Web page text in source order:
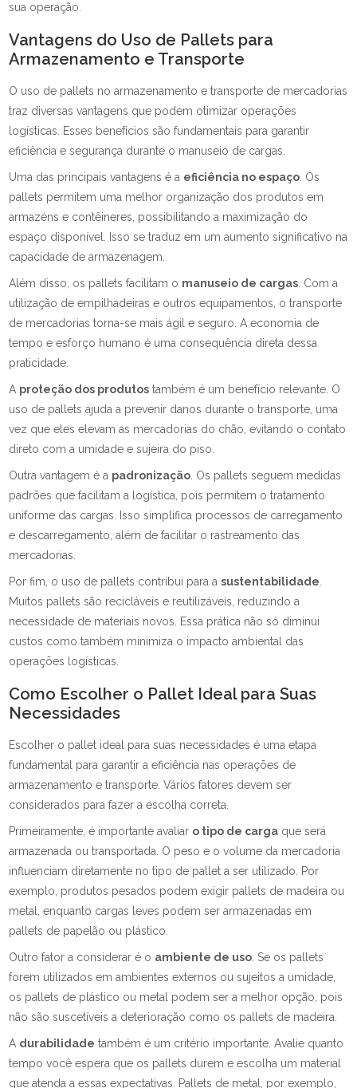
sua operação.
Vantagens do Uso de Pallets para
Armazenamento e Transporte
O uso de pallets no armazenamento e transporte de mercadorias
traz diversas vantagens que podem otimizar operações
logísticas. Esses benefícios são fundamentais para garantir
eficiência e segurança durante o manuseio de cargas.
Uma das principais vantagens é a eficiência no espaço . Os
pallets permitem uma melhor organização dos produtos em
armazéns e contêineres, possibilitando a maximização do
espaço disponível. Isso se traduz em um aumento significativo na
capacidade de armazenagem.
Além disso, os pallets facilitam o manuseio de cargas . Com a
utilização de empilhadeiras e outros equipamentos, o transporte
de mercadorias torna-se mais ágil e seguro. A economia de
tempo e esforço humano é uma consequência direta dessa
praticidade.
A proteção dos produtos também é um benefício relevante. O
uso de pallets ajuda a prevenir danos durante o transporte, uma
vez que eles elevam as mercadorias do chão, evitando o contato
direto com a umidade e sujeira do piso.
Outra vantagem é a padronização . Os pallets seguem medidas
padrões que facilitam a logística, pois permitem o tratamento
uniforme das cargas. Isso simplifica processos de carregamento
e descarregamento, além de facilitar o rastreamento das
mercadorias.
Por fim, o uso de pallets contribui para asustentabilidade
Muitos pallets são recicláveis e reutilizáveis, reduzindo a
necessidade de materiais novos. Essa prática não só diminui
custos como também minimiza o impacto ambiental das
operações logísticas.
Como Escolher o Pallet Ideal para Suas
Necessidades
Escolher o pallet ideal para suas necessidades é uma etapa
fundamental para garantir a eficiência nas operações de
armazenamento e transporte. Vários fatores devem ser
considerados para fazer a escolha correta.
Primeiramente, é importante avaliar o tipo de carga que será
armazenada ou transportada. O peso e o volume da mercadoria
influenciam diretamente no tipo de pallet a ser utilizado. Por
exemplo, produtos pesados podem exigir pallets de madeira ou
metal, enquanto cargas leves podem ser armazenadas em
pallets de papelão ou plástico.
Outro fator a considerar é o ambiente de uso . Se os pallets
forem utilizados em ambientes externos ou sujeitos a umidade,
os pallets de plástico ou metal podem ser a melhor opção, pois
não são suscetíveis a deterioração como os pallets de madeira.
A durabilidade também é um critério importante. Avalie quanto
tempo você espera que os pallets durem e escolha um material
que atenda a essas expectativas. Pallets de metal, por exemplo,